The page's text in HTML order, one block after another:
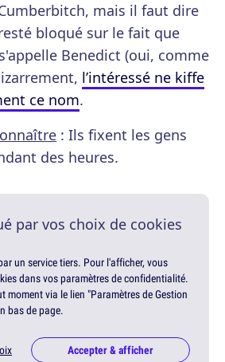
mais il faut dire
bloqué sur le fait que
Benedict (oui, comme
l’intéressé ne kiffe
ce nom.
: Ils fixent les gens
des heures.
par vos choix de cookies
un service tiers. Pour l'afficher, vous
dans vos paramètres de confidentialité.
moment via le lien "Paramètres de Gestion
bas de page.
Accepter & afficher